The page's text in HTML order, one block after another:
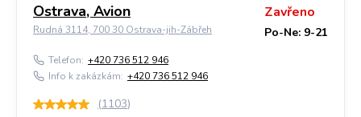
Ostrava, Avion
Rudná 3114, 700 30 Ostrava-jih-Zábřeh
Zavřeno
Po-Ne: 9-21
Telefon: +420 736 512 946
Info k zakázkám: +420 736 512 946
(1103)